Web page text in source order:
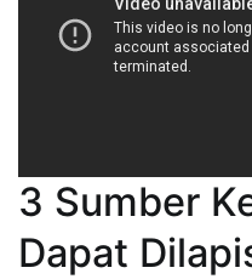
3 Sumber
Dapat